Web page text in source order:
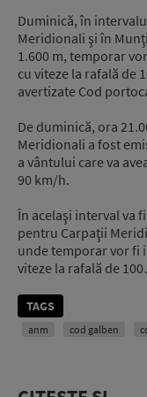
Duminică, în
Meridionali şi în
1.600 m, temporar
cu viteze la rafală de
avertizate Cod
De duminică, ora
Meridionali a fost
a vântului care va
90 km/h.
În acelaşi interval va
pentru Carpaţii
unde temporar vor fi
viteze la rafală de
TAGS
anm cod galben